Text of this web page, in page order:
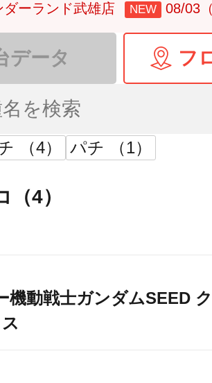
ダーランド武雄店 NEW 08/03
データ フ
（4） パチ （1）
（4）
機動戦士ガンダムSEED ク